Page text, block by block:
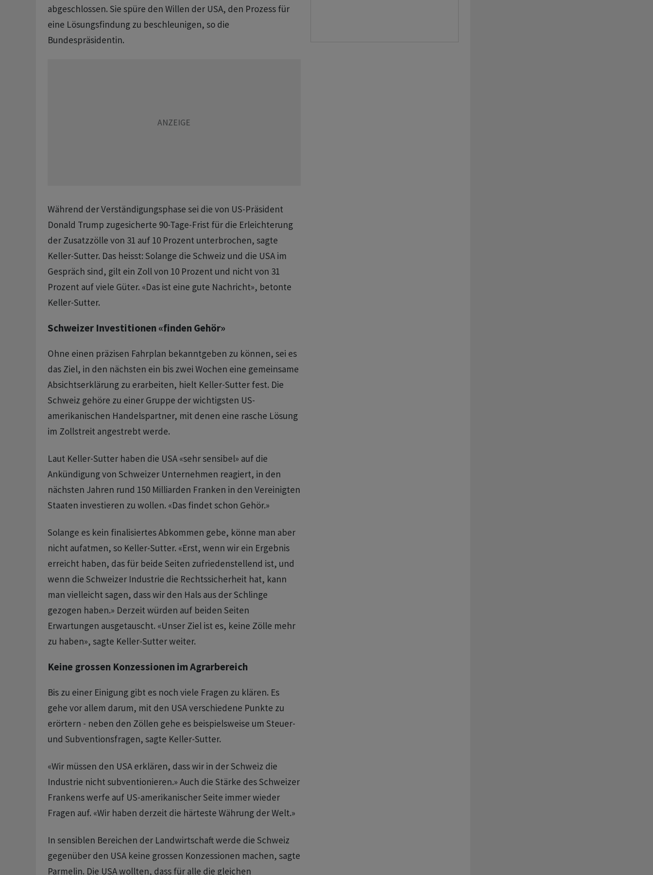
abgeschlossen. Sie spüre den Willen der USA, den Prozess für
eine Lösungsfindung zu beschleunigen, so die
Bundespräsidentin.
Während der Verständigungsphase sei die von US-Präsident
Donald Trump zugesicherte 90-Tage-Frist für die Erleichterung
der Zusatzzölle von 31 auf 10 Prozent unterbrochen, sagte
Keller-Sutter. Das heisst: Solange die Schweiz und die USA im
Gespräch sind, gilt ein Zoll von 10 Prozent und nicht von 31
Prozent auf viele Güter. «Das ist eine gute Nachricht», betonte
Keller-Sutter.
Schweizer Investitionen «finden Gehör»
Ohne einen präzisen Fahrplan bekanntgeben zu können, sei es
das Ziel, in den nächsten ein bis zwei Wochen eine gemeinsame
Absichtserklärung zu erarbeiten, hielt Keller-Sutter fest. Die
Schweiz gehöre zu einer Gruppe der wichtigsten US-
amerikanischen Handelspartner, mit denen eine rasche Lösung
im Zollstreit angestrebt werde.
Laut Keller-Sutter haben die USA «sehr sensibel» auf die
Ankündigung von Schweizer Unternehmen reagiert, in den
nächsten Jahren rund 150 Milliarden Franken in den Vereinigten
Staaten investieren zu wollen. «Das findet schon Gehör.»
Solange es kein finalisiertes Abkommen gebe, könne man aber
nicht aufatmen, so Keller-Sutter. «Erst, wenn wir ein Ergebnis
erreicht haben, das für beide Seiten zufriedenstellend ist, und
wenn die Schweizer Industrie die Rechtssicherheit hat, kann
man vielleicht sagen, dass wir den Hals aus der Schlinge
gezogen haben.» Derzeit würden auf beiden Seiten
Erwartungen ausgetauscht. «Unser Ziel ist es, keine Zölle mehr
zu haben», sagte Keller-Sutter weiter.
Keine grossen Konzessionen im Agrarbereich
Bis zu einer Einigung gibt es noch viele Fragen zu klären. Es
gehe vor allem darum, mit den USA verschiedene Punkte zu
erörtern - neben den Zöllen gehe es beispielsweise um Steuer-
und Subventionsfragen, sagte Keller-Sutter.
«Wir müssen den USA erklären, dass wir in der Schweiz die
Industrie nicht subventionieren.» Auch die Stärke des Schweizer
Frankens werfe auf US-amerikanischer Seite immer wieder
Fragen auf. «Wir haben derzeit die härteste Währung der Welt.»
In sensiblen Bereichen der Landwirtschaft werde die Schweiz
gegenüber den USA keine grossen Konzessionen machen, sagte
Parmelin. Die USA wollten, dass für alle die gleichen